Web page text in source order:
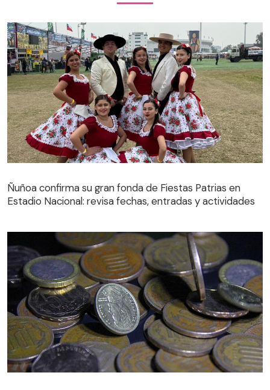
Ñuñoa confirma su gran fonda de Fiestas Patrias en
Estadio Nacional: revisa fechas, entradas y actividades